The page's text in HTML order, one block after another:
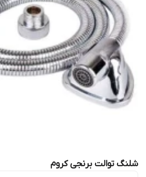
شلنگ توالت برنجی کروم